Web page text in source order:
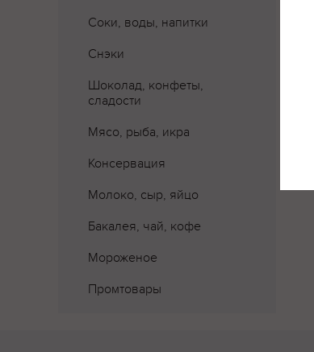
Соки, воды, напитки
Снэки
Шоколад, конфеты,
сладости
Мясо, рыба, икра
Консервация
Молоко, сыр, яйцо
Бакалея, чай, кофе
Мороженое
Промтовары